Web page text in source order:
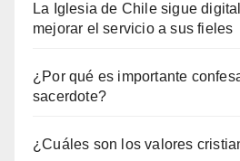
La Iglesia de Chile sigue
mejorar el servicio a sus fieles
¿Por qué es importante
sacerdote?
¿Cuáles son los valores